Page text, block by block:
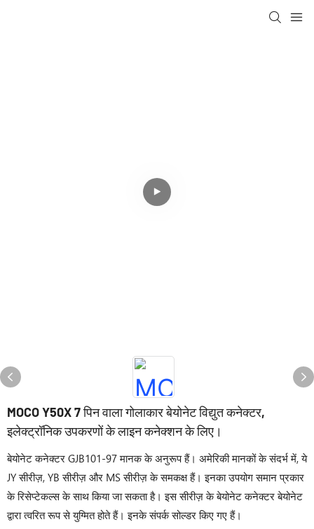
MOCO Y50X 7 पिन वाला गोलाकार बेयोनेट विद्युत कनेक्टर,
इलेक्ट्रॉनिक उपकरणों के लाइन कनेक्शन के लिए।
बेयोनेट कनेक्टर GJB101-97 मानक के अनुरूप हैं। अमेरिकी मानकों के संदर्भ में, ये
JY सीरीज़, YB सीरीज़ और MS सीरीज़ के समकक्ष हैं। इनका उपयोग समान प्रकार
के रिसेप्टेकल्स के साथ किया जा सकता है। इस सीरीज़ के बेयोनेट कनेक्टर बेयोनेट
द्वारा त्वरित रूप से युग्मित होते हैं। इनके संपर्क सोल्डर किए गए हैं।